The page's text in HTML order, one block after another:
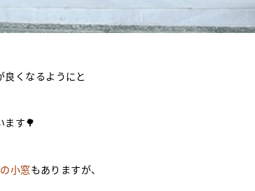
良くなるようにと
ます🌳
小窓もありますが、